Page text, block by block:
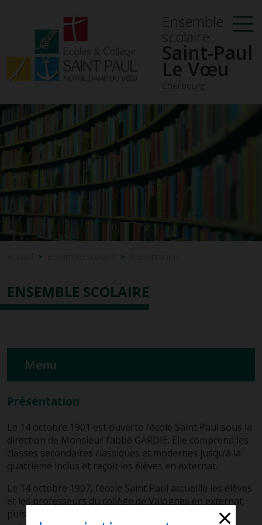
Ensemble
scolaire
Saint-Paul
Le Vœu
Cherbourg
ENSEMBLE SCOLAIRE
Menu
> >
Présentation
Le 14 octobre 1901 est ouverte l’école Saint Paul sous la
direction de Monsieur l’abbé GARDIE. Elle comprend les
classes secondaires classiques et modernes jusqu’à la
quatrième inclus et reçoit les élèves en externat.
Le 14 octobre 1907, l’école Saint Paul accueille les élèves
et les professeurs du collège de Valognes en externat,
puis le 2 décembre suivant, l’inspecteur d’académie